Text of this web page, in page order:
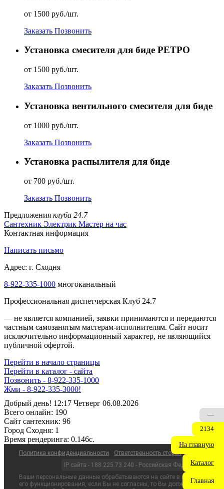
от 1500 руб./шт.
Заказать Позвонить
Установка смесителя для биде РЕТРО
от 1500 руб./шт.
Заказать Позвонить
Установка вентильного смесителя для биде
от 1000 руб./шт.
Заказать Позвонить
Установка распылителя для биде
от 700 руб./шт.
Заказать Позвонить
Предложения клуба 24.7
Сантехник Электрик Мастер на час
Контактная информация
Написать письмо
Адрес: г. Сходня
8-922-335-1000 многоканальный
Профессиональная диспетчерская Клуб 24.7
— не является компанией, заявки принимаются и передаются
частным самозанятым мастерам‑исполнителям. Сайт носит
исключительно информационный характер, не являющийся
публичной офертой.
Перейти в начало страницы
Перейти в каталог - сайта
Позвонить - 8-922-335-1000
Жми - 8-922-335-3000!
Добрый день! 12:17 Четверг 06.08.2026
Всего онлайн: 190
Сайт cантехник: 96
Город Сходня: 1
Время рендеринга: 0.146c.
Политика конфиденциальности
Ответственность сторон
IP сайта - 188.225.73.240 - Российская Федерация
Ваши персональные данные обрабатываются на сайте в целях
его функционирования, если Вы не согласны, то Вы должны
—
2134
На главную
Каталог
Главная